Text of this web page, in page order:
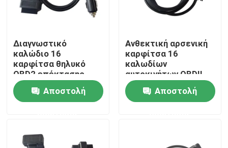
Σπίτι
Περίπου εμείς
Διαγνωστικό
καλώδιο 16
καρφίτσα θηλυκό
OBD2 επέκτασης
OBDII στον
ελαφρύτερο
προσαρμοστή
Αποστολή
Ανθεκτική αρσενική
καρφίτσα 16
καλωδίων
αυτοκινήτων OBDII
διαγνωστική στο
μαύρο χρώμα δοκιμής
DB26
Αποστολή